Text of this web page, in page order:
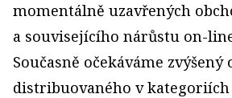
momentálně uzavřených
a souvisejícího nárůstu on-
Současně očekáváme
distribuovaného v kategoriích